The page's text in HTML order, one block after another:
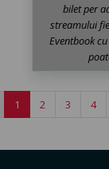
bilet per
streamului
Eventbook
1 2 3 4